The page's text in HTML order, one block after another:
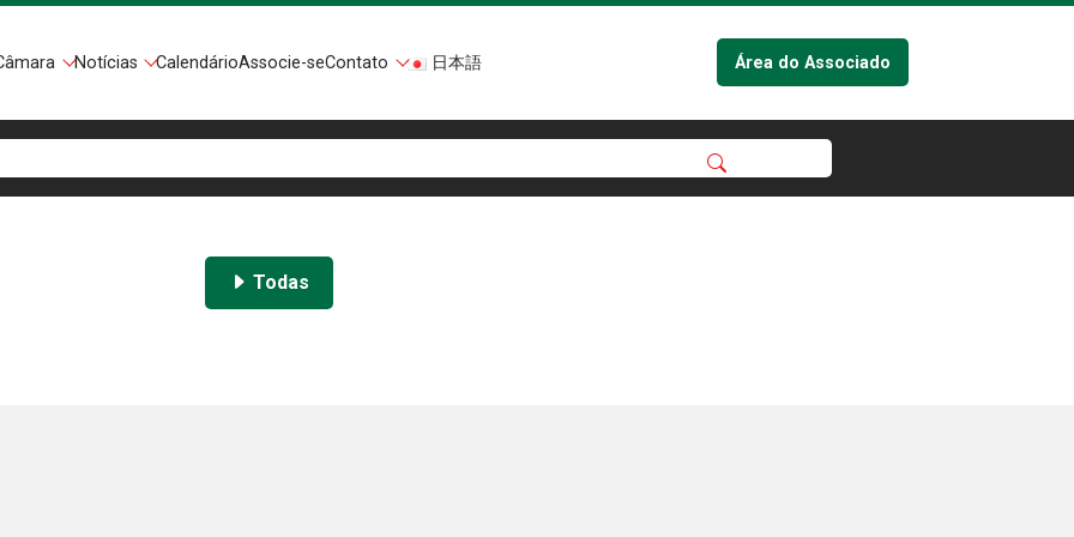
Notícias CalendárioAssocie-seContato 日本語 Área do Associado
Todas